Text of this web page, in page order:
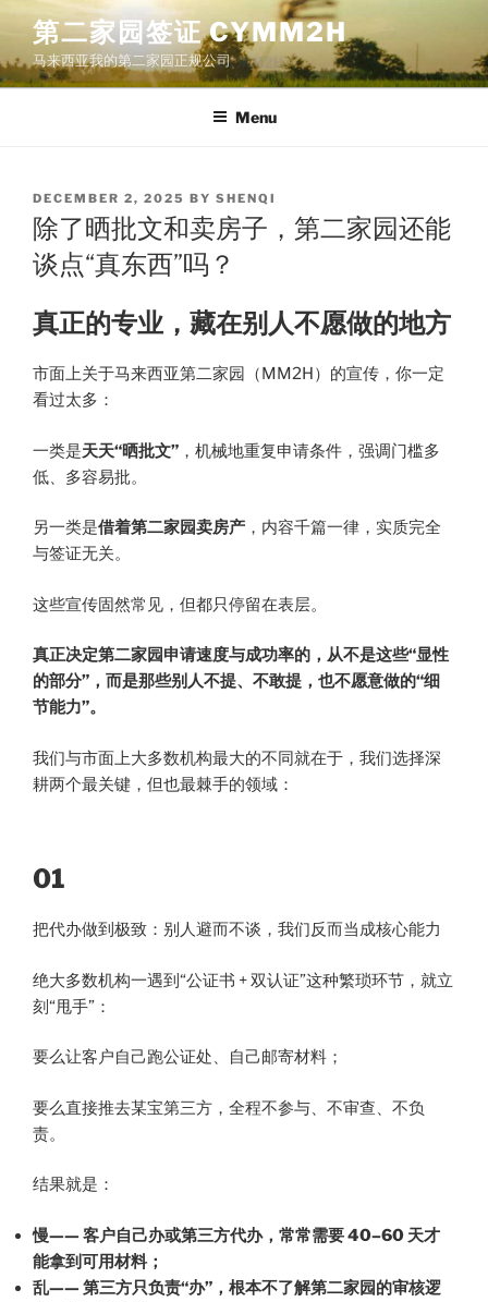
Skip
content
第二家园签证 CYMM2H
马来西亚我的第二家园正规公司
Menu
POSTED
ON
DECEMBER 2, 2025 BY SHENQI
除了晒批文和卖房子，第二家园还能
谈点“真东西”吗？
真正的专业，藏在别人不愿做的地方
市面上关于马来西亚第二家园（MM2H）的宣传，你一定
看过太多：
一类是天天“晒批文” ，机械地重复申请条件，强调门槛多
低、多容易批。
另一类是借着第二家园卖房产 ，内容千篇一律，实质完全
与签证无关。
这些宣传固然常见，但都只停留在表层。
真正决定第二家园申请速度与成功率的，从不是这些“显性
的部分”，而是那些别人不提、不敢提，也不愿意做的“细
节能力”。
我们与市面上大多数机构最大的不同就在于，我们选择深
耕两个最关键，但也最棘手的领域：
01
把代办做到极致：别人避而不谈，我们反而当成核心能力
绝大多数机构一遇到“公证书 + 双认证”这种繁琐环节，就立
刻“甩手”：
要么让客户自己跑公证处、自己邮寄材料；
要么直接推去某宝第三方，全程不参与、不审查、不负
责。
结果就是：
慢—— 客户自己办或第三方代办，常常需要 40–60 天才
能拿到可用材料；
乱—— 第三方只负责“办”，根本不了解第二家园的审核逻